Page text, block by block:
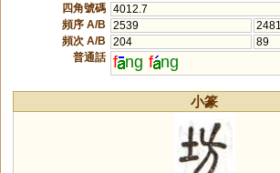
四角號碼 4012.7
頻序 A/B
2539
2481
頻次 A/B
204
89
普通話 f ng f ng
小篆